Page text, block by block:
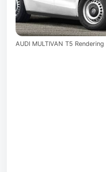
AUDI MULTIVAN T5 Rendering